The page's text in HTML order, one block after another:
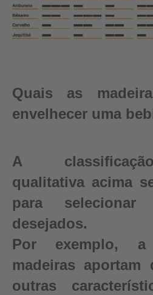
Quais as
envelhecer uma
A
qualitativa acima
para
desejados.
Por exemplo,
madeiras aportam
outras